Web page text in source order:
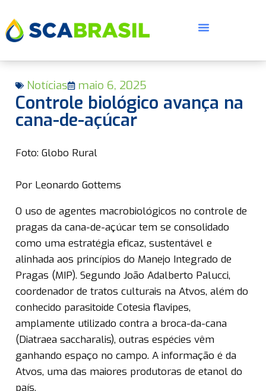
Notícias maio 6, 2025
Controle biológico avança na
cana-de-açúcar
Foto: Globo Rural
Por Leonardo Gottems
O uso de agentes macrobiológicos no controle de
pragas da cana-de-açúcar tem se consolidado
como uma estratégia eficaz, sustentável e
alinhada aos princípios do Manejo Integrado de
Pragas (MIP). Segundo João Adalberto Palucci,
coordenador de tratos culturais na Atvos, além do
conhecido parasitoide Cotesia flavipes,
amplamente utilizado contra a broca-da-cana
(Diatraea saccharalis), outras espécies vêm
ganhando espaço no campo. A informação é da
Atvos, uma das maiores produtoras de etanol do
país.